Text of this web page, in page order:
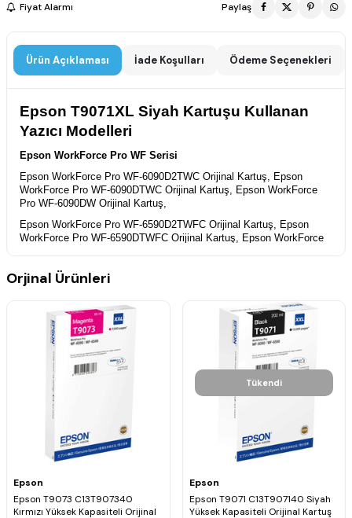
Fiyat Alarmı Paylaş
Ürün Açıklaması İade Koşulları Ödeme Seçenekleri
Epson T9071XL Siyah Kartuşu Kullanan
Yazıcı Modelleri
Epson WorkForce Pro WF Serisi
Epson WorkForce Pro WF-6090D2TWC Orijinal Kartuş, Epson
WorkForce Pro WF-6090DTWC Orijinal Kartuş, Epson WorkForce
Pro WF-6090DW Orijinal Kartuş,
Epson WorkForce Pro WF-6590D2TWFC Orijinal Kartuş, Epson
WorkForce Pro WF-6590DTWFC Orijinal Kartuş, Epson WorkForce
Orjinal Ürünleri
Epson
Epson T9073 C13T907340
Kırmızı Yüksek Kapasiteli Orijinal
Tükendi
Epson
Epson T9071 C13T907140 Siyah
Yüksek Kapasiteli Orijinal Kartuş